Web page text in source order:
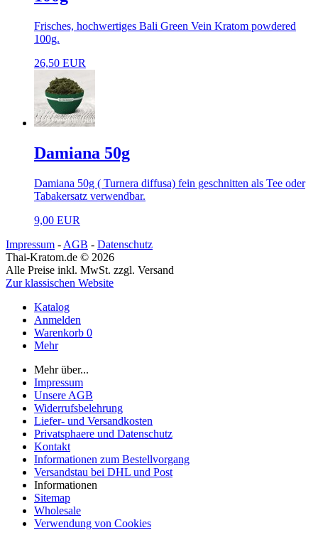
Frisches, hochwertiges Bali Green Vein Kratom powdered
100g.
26,50 EUR
Damiana 50g
Damiana 50g ( Turnera diffusa) fein geschnitten als Tee oder
Tabakersatz verwendbar.
9,00 EUR
Impressum - AGB - Datenschutz
Thai-Kratom.de © 2026
Alle Preise inkl. MwSt. zzgl. Versand
Zur klassischen Website
Katalog
Anmelden
Warenkorb 0
Mehr
Mehr über...
Impressum
Unsere AGB
Widerrufsbelehrung
Liefer- und Versandkosten
Privatsphaere und Datenschutz
Kontakt
Informationen zum Bestellvorgang
Versandstau bei DHL und Post
Informationen
Sitemap
Wholesale
Verwendung von Cookies